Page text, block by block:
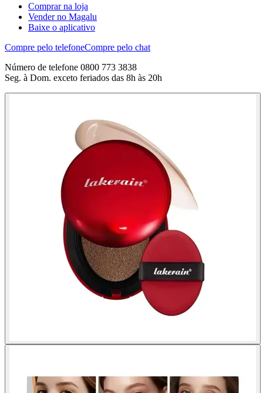
Comprar na loja
Vender no Magalu
Baixe o aplicativo
Compre pelo telefoneCompre pelo chat
Número de telefone 0800 773 3838
Seg. à Dom. exceto feriados das 8h às 20h